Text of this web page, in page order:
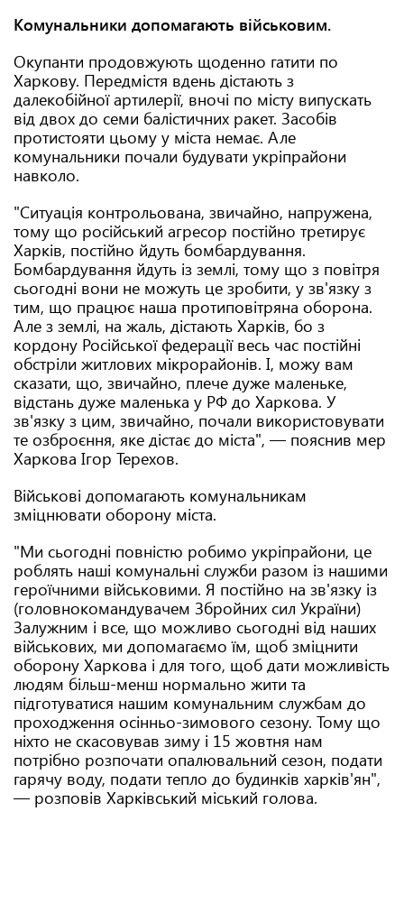
Комунальники допомагають військовим.
Окупанти продовжують щоденно гатити по
Харкову. Передмістя вдень дістають з
далекобійної артилерії, вночі по місту випускать
від двох до семи балістичних ракет. Засобів
протистояти цьому у міста немає. Але
комунальники почали будувати укріпрайони
навколо.
"Ситуація контрольована, звичайно, напружена,
тому що російський агресор постійно третирує
Харків, постійно йдуть бомбардування.
Бомбардування йдуть із землі, тому що з повітря
сьогодні вони не можуть це зробити, у зв'язку з
тим, що працює наша протиповітряна оборона.
Але з землі, на жаль, дістають Харків, бо з
кордону Російської федерації весь час постійні
обстріли житлових мікрорайонів. І, можу вам
сказати, що, звичайно, плече дуже маленьке,
відстань дуже маленька у РФ до Харкова. У
зв'язку з цим, звичайно, почали використовувати
те озброєння, яке дістає до міста", — пояснив мер
Харкова Ігор Терехов.
Військові допомагають комунальникам
зміцнювати оборону міста.
"Ми сьогодні повністю робимо укріпрайони, це
роблять наші комунальні служби разом із нашими
героїчними військовими. Я постійно на зв'язку із
(головнокомандувачем Збройних сил України)
Залужним і все, що можливо сьогодні від наших
військових, ми допомагаємо їм, щоб зміцнити
оборону Харкова і для того, щоб дати можливість
людям більш-менш нормально жити та
підготуватися нашим комунальним службам до
проходження осінньо-зимового сезону. Тому що
ніхто не скасовував зиму і 15 жовтня нам
потрібно розпочати опалювальний сезон, подати
гарячу воду, подати тепло до будинків харків'ян",
— розповів Харківський міський голова.